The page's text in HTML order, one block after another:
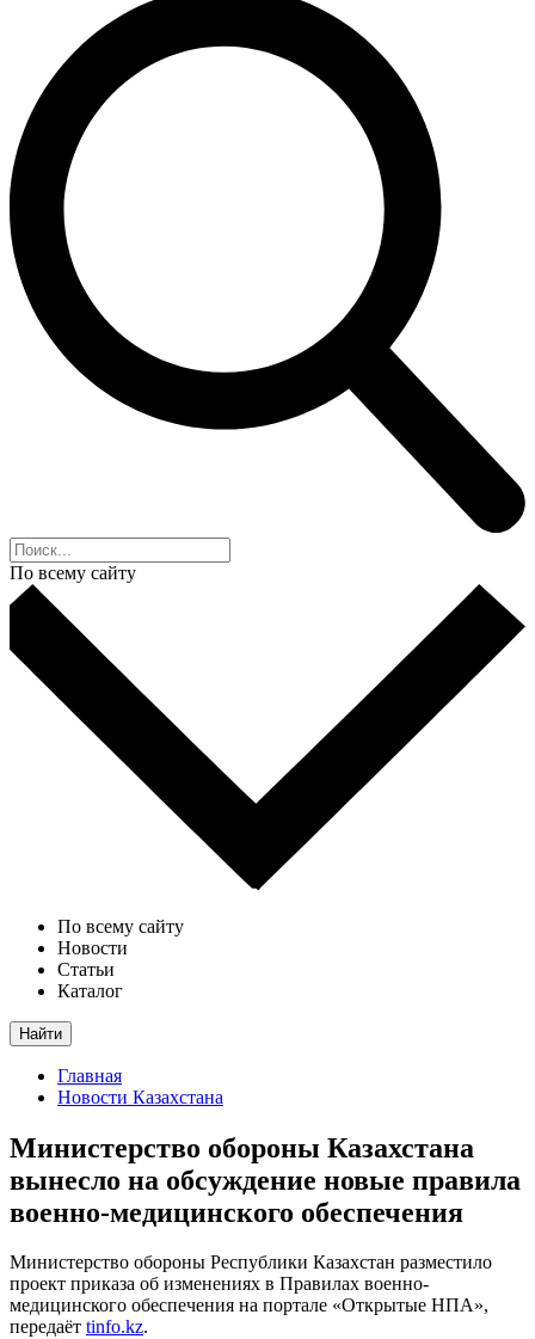
По всему сайту
По всему сайту
Новости
Статьи
Каталог
Найти
Главная
Новости Казахстана
Министерство обороны Казахстана
вынесло на обсуждение новые правила
военно-медицинского обеспечения
Министерство обороны Республики Казахстан разместило
проект приказа об изменениях в Правилах военно-
медицинского обеспечения на портале «Открытые НПА»,
передаёт tinfo.kz.